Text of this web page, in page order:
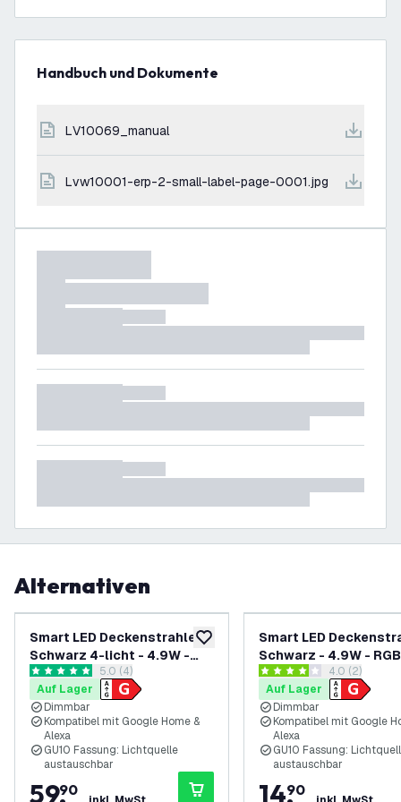
Handbuch und Dokumente
LV10069_manual
lvw10001-erp-2-small-label-page-0001.jpg
Alternativen
zur Wunschliste hinzufügen
Smart LED Deckenstrahler
Schwarz 4-licht - 4.9W -
RGB+CCT - Neigbar
Bewertungsbereich öffnen
5 Bewertungssterne
5.0 (4)
Auf Lager
Dimmbar
Kompatibel mit Google Home &
Alexa
GU10 Fassung: Lichtquelle
austauschbar
59,
90
Smart LED
Schwarz - 4.9W -
- Neigbar
4 Bewertungssterne
4.0 (2)
Auf Lager
Dimmbar
Kompatibel mit Google
Alexa
GU10 Fassung:
austauschbar
14,
90